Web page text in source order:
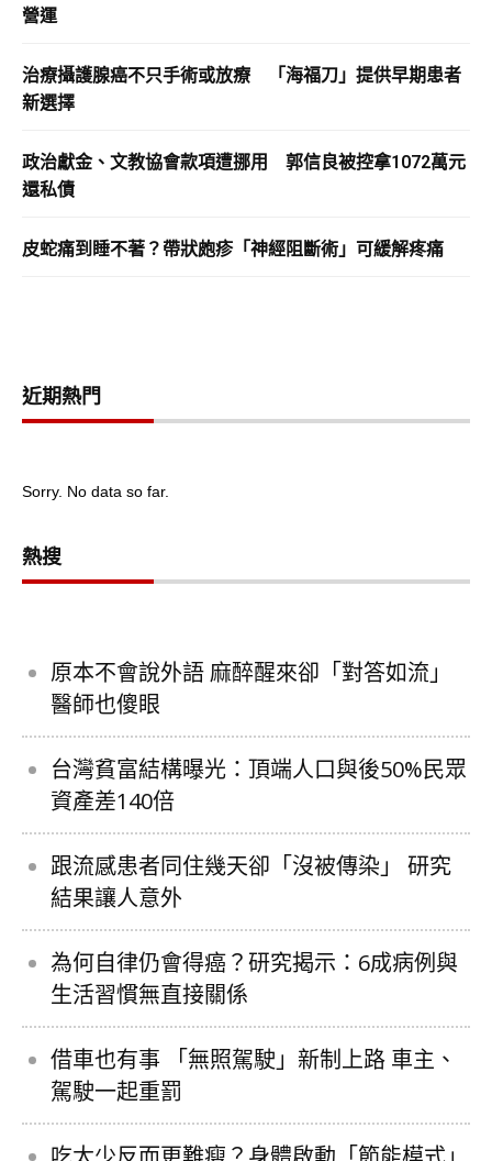
營運
治療攝護腺癌不只手術或放療 「海福刀」提供早期患者
新選擇
政治獻金、文教協會款項遭挪用 郭信良被控拿1072萬元
還私債
皮蛇痛到睡不著？帶狀皰疹「神經阻斷術」可緩解疼痛
近期熱門
Sorry. No data so far.
熱搜
原本不會說外語 麻醉醒來卻「對答如流」
醫師也傻眼
台灣貧富結構曝光：頂端人口與後50%民眾
資產差140倍
跟流感患者同住幾天卻「沒被傳染」 研究
結果讓人意外
為何自律仍會得癌？研究揭示：6成病例與
生活習慣無直接關係
借車也有事 「無照駕駛」新制上路 車主、
駕駛一起重罰